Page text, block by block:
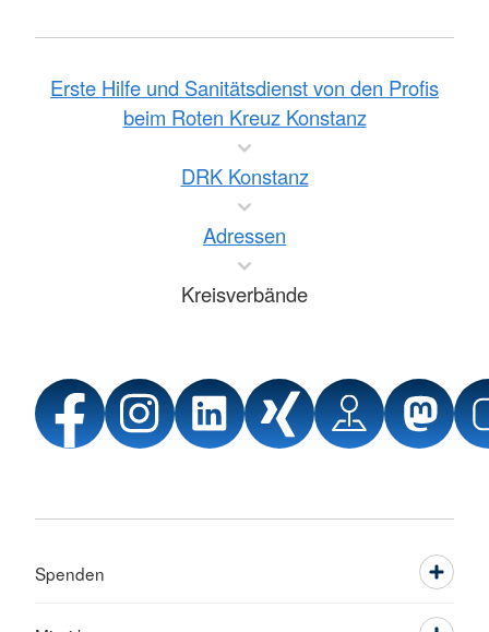
Erste Hilfe und Sanitätsdienst von den Profis
beim Roten Kreuz Konstanz
DRK Konstanz
Adressen
Kreisverbände
Spenden